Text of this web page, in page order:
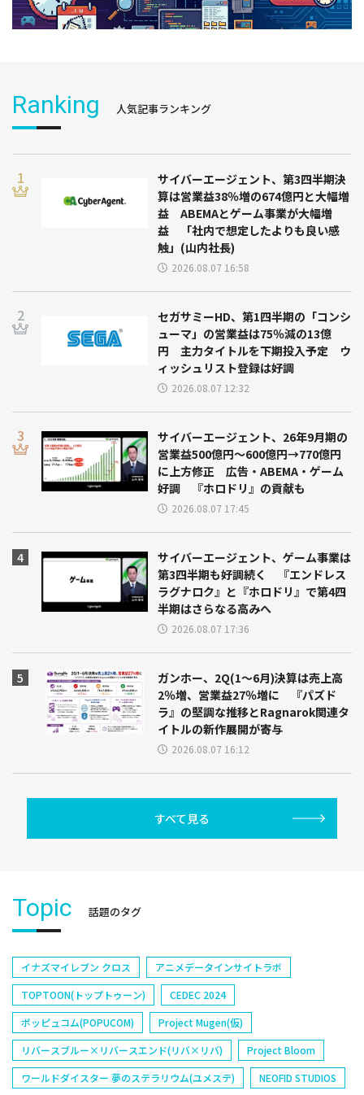
Ranking 人気記事ランキング
サイバーエージェント、第3四半期決
算は営業益38％増の674億円と大幅増
益 ABEMAとゲーム事業が大幅増
益 「社内で想定したよりも良い感
触」(山内社長)
2026.08.07 16:58
セガサミーHD、第1四半期の「コンシ
ューマ」の営業益は75％減の13億
円 主力タイトルを下期投入予定 ウ
ィッシュリスト登録は好調
2026.08.07 12:32
サイバーエージェント、26年9月期の
営業益500億円～600億円→770億円
に上方修正 広告・ABEMA・ゲーム
好調 『ホロドリ』の貢献も
2026.08.07 17:45
サイバーエージェント、ゲーム事業は
第3四半期も好調続く 『エンドレス
ラグナロク』と『ホロドリ』で第4四
半期はさらなる高みへ
2026.08.07 17:36
ガンホー、2Q(1～6月)決算は売上高
2％増、営業益27％増に 『パズド
ラ』の堅調な推移とRagnarok関連タ
イトルの新作展開が寄与
2026.08.07 16:12
すべて見る
Topic 話題のタグ
イナズマイレブン クロス
アニメデータインサイトラボ
TOPTOON(トップトゥーン)
CEDEC 2024
ポッピュコム(POPUCOM)
Project Mugen(仮)
リバースブルー×リバースエンド(リバ×リバ)
Project Bloom
ワールドダイスター 夢のステラリウム(ユメステ)
NEOFID STUDIOS